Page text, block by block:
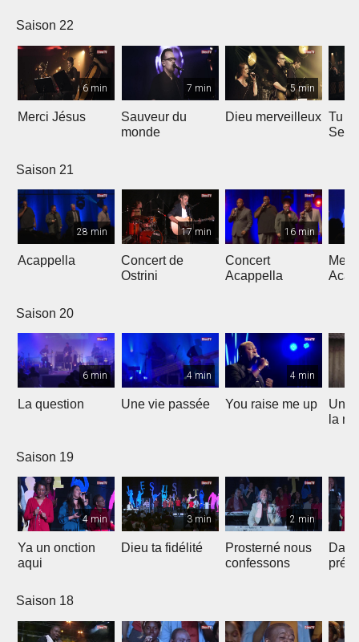
Saison 22
6 min
Merci Jésus
7 min
Sauveur du
monde
5 min
Dieu merveilleux Tu
Saison 21
28 min
Acappella
17 min
Concert de
Ostrini
16 min
Concert
Acappella
Saison 20
6 min
La question
4 min
Une vie passée
4 min
You raise me up
Une
la
Saison 19
4 min
Ya un onction
aqui
3 min
Dieu ta fidélité
2 min
Prosterné nous
confessons
Saison 18